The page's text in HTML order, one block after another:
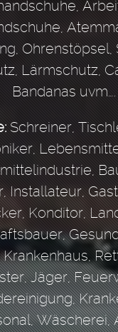
Ohrenstöpsel,
Lärmschutz,
Bandanas uvm….
Schreiner,
Installateur,
Konditor,
Krankenhaus,
Jäger,
Wäscherei,